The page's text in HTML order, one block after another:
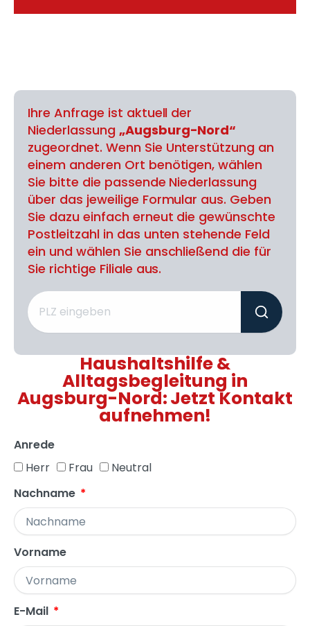
Ihre Anfrage ist aktuell der
Niederlassung „Augsburg-Nord“
zugeordnet. Wenn Sie Unterstützung an
einem anderen Ort benötigen, wählen
Sie bitte die passende Niederlassung
über das jeweilige Formular aus. Geben
Sie dazu einfach erneut die gewünschte
Postleitzahl in das unten stehende Feld
ein und wählen Sie anschließend die für
Sie richtige Filiale aus.
Haushaltshilfe &
Alltagsbegleitung in
Augsburg-Nord: Jetzt Kontakt
aufnehmen!
Anrede
Herr
Frau
Neutral
Nachname
Vorname
E-Mail